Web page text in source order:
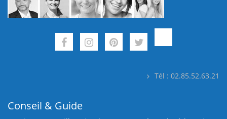
Tél : 02.85.52.63.21
Conseil & Guide